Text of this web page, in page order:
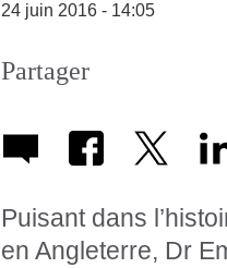
24 juin 2016 - 14:05
Partager
Puisant dans
en Angleterre, Dr